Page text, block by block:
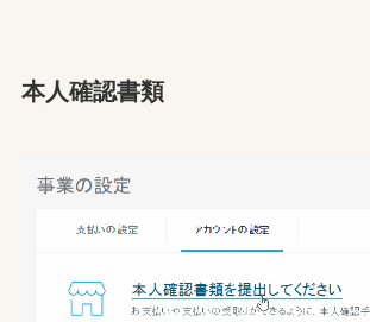
本人確認書類